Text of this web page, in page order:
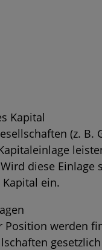
Kapital
(z.
diese
Kapital ein.
Position werden